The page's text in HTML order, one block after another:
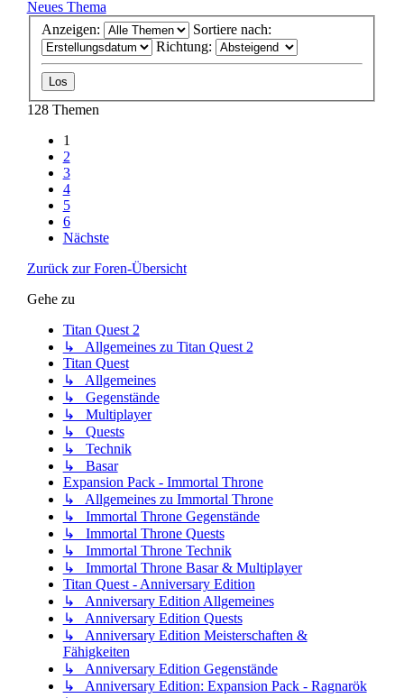
Neues Thema
Anzeigen:
Sortiere nach:
Richtung:
128 Themen
1
2
3
4
5
6
Nächste
Zurück zur Foren-Übersicht
Gehe zu
Titan Quest 2
↳ Allgemeines zu Titan Quest 2
Titan Quest
↳ Allgemeines
↳ Gegenstände
↳ Multiplayer
↳ Quests
↳ Technik
↳ Basar
Expansion Pack - Immortal Throne
↳ Allgemeines zu Immortal Throne
↳ Immortal Throne Gegenstände
↳ Immortal Throne Quests
↳ Immortal Throne Technik
↳ Immortal Throne Basar & Multiplayer
Titan Quest - Anniversary Edition
↳ Anniversary Edition Allgemeines
↳ Anniversary Edition Quests
↳ Anniversary Edition Meisterschaften &
Fähigkeiten
↳ Anniversary Edition Gegenstände
↳ Anniversary Edition: Expansion Pack - Ragnarök